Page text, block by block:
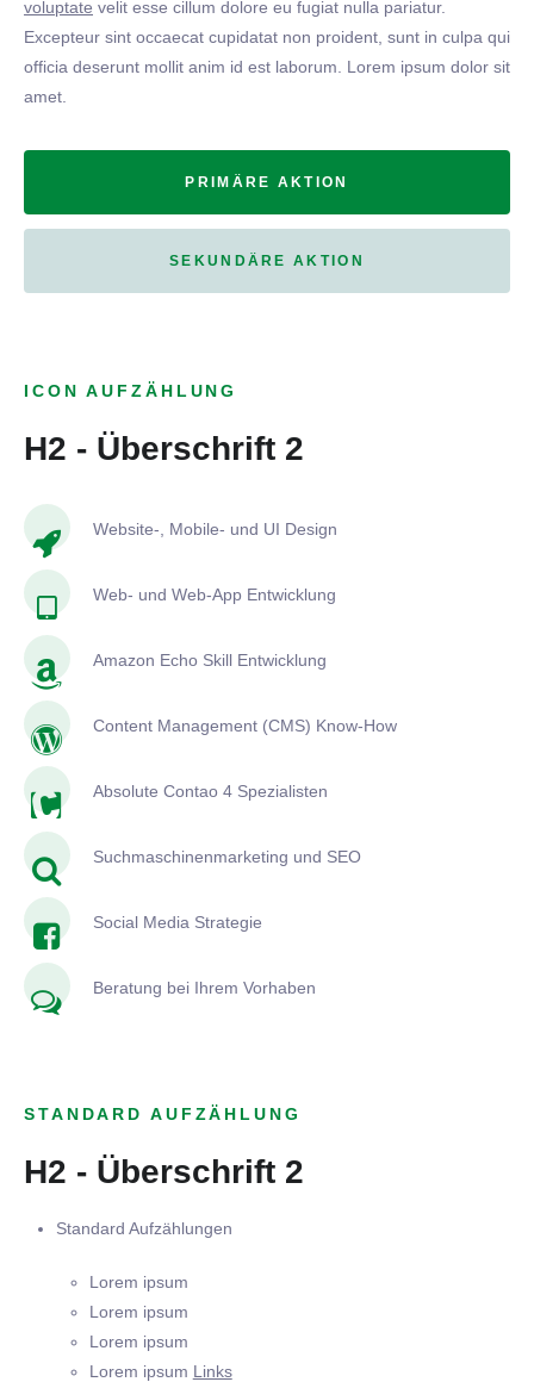
voluptate velit esse cillum dolore eu fugiat nulla pariatur.
Excepteur sint occaecat cupidatat non proident, sunt in culpa qui
officia deserunt mollit anim id est laborum. Lorem ipsum dolor sit
amet.
PRIMÄRE AKTION
SEKUNDÄRE AKTION
ICON AUFZÄHLUNG
H2 - Überschrift 2
Website-, Mobile- und UI Design
Web- und Web-App Entwicklung
Amazon Echo Skill Entwicklung
Content Management (CMS) Know-How
Absolute Contao 4 Spezialisten
Suchmaschinenmarketing und SEO
Social Media Strategie
Beratung bei Ihrem Vorhaben
STANDARD AUFZÄHLUNG
H2 - Überschrift 2
Standard Aufzählungen
Lorem ipsum
Lorem ipsum
Lorem ipsum
Lorem ipsum Links